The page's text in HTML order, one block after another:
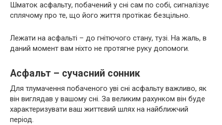
Шматок асфальту, побачений у сні сам по собі, сигналізує
сплячому про те, що його життя протікає безцільно.
Лежати на асфальті – до гнітючого стану, тузі. На жаль, в
даний момент вам ніхто не протягне руку допомоги.
Асфальт – сучасний сонник
Для тлумачення побаченого уві сні асфальту важливо, як
він виглядав у вашому сні. За великим рахунком він буде
характеризувати ваш життєвий шлях на найближчий
період.